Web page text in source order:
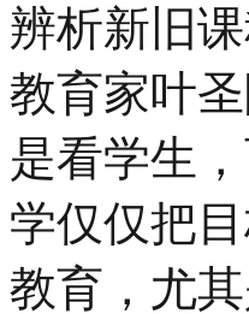
辨析新旧
教育家叶
是看学生
学仅仅把
教育，尤